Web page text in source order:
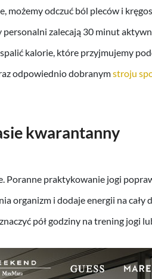
możemy odczuć ból pleców i
personalni zalecają 30 minut
kalorie, które przyjmujemy
odpowiednio dobranymstroju
kwarantanny
Poranne praktykowanie jogi
organizm i dodaje energii na cały
pół godziny na trening jogi